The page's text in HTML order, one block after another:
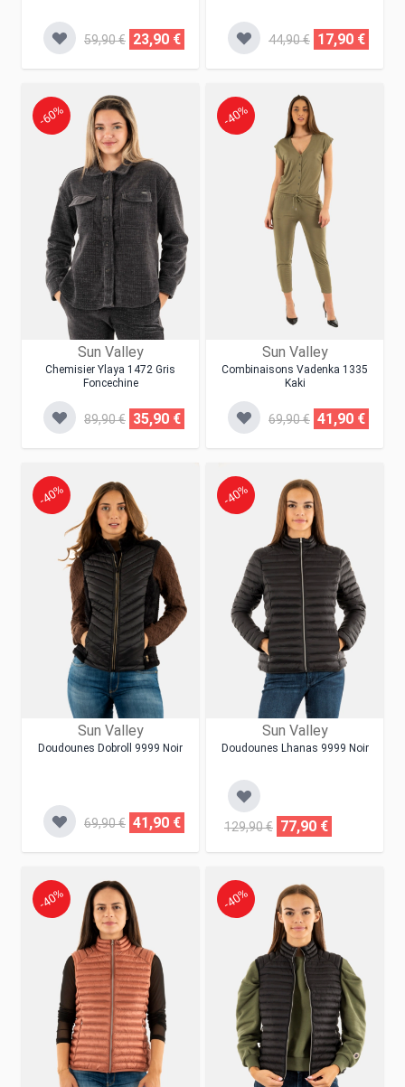
59,90 € 23,90 € 44,90 € 17,90 €
Sun Valley
Chemisier Ylaya 1472 Gris
Foncechine
-60%
89,90 € 35,90 €
Sun Valley
Combinaisons Vadenka 1335
Kaki
-40%
69,90 € 41,90 €
Sun Valley
Doudounes Dobroll 9999 Noir
-40%
69,90 € 41,90 €
Sun Valley
Doudounes Lhanas 9999 Noir
-40%
129,90 € 77,90 €
-40% -40%